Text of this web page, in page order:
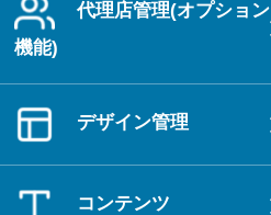
代理店管理(オプション
機能)
デザイン管理
コンテンツ